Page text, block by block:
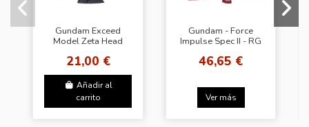
Gundam Exceed
Model Zeta Head
21,00 €
Añadir al
carrito
Gundam - Force
Impulse Spec II - RG
46,65 €
Ver más